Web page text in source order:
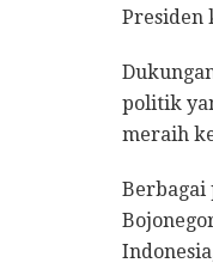
Presiden
politik
meraih
Berbagai